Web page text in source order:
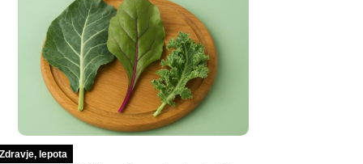
Zdravje, lepota